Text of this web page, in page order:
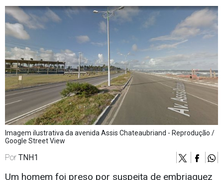
Imagem ilustrativa da avenida Assis Chateaubriand - Reprodução /
Google Street View
Por TNH1
Um homem foi preso por suspeita de embriaguez